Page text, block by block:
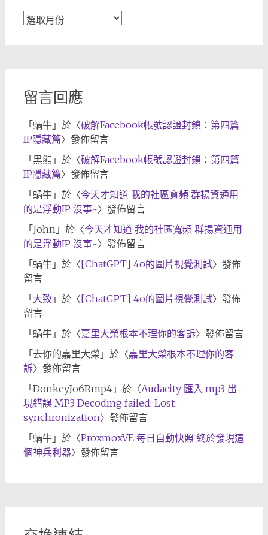
文
留言回應
「蝸牛」於〈破解Facebook帳號認證封鎖：第四篇-
IP隱藏篇〉發佈留言
「黑熊 」於〈破解Facebook帳號認證封鎖：第四篇-
IP隱藏篇〉發佈留言
「蝸牛」於〈今天才知道 我的社區寬頻 群揚資通用
的是浮動IP 沒事~〉發佈留言
「John 」於〈今天才知道 我的社區寬頻 群揚資通用
的是浮動IP 沒事~〉發佈留言
「蝸牛」於〈[ChatGPT] 4o的圖片視覺測試〉發佈
留言
「大致 」於〈[ChatGPT] 4o的圖片視覺測試〉發佈
留言
「蝸牛」於〈嘉里大榮根本不理你的客訴〉發佈留言
「去你的嘉里大榮 」於〈嘉里大榮根本不理你的客
訴〉發佈留言
「DonkeyJo6Rmp4」於〈Audacity 匯入 mp3 出
現錯誤 MP3 Decoding failed: Lost
synchronization〉發佈留言
「蝸牛」於〈ProxmoxVE 每日自動快照 終於發現這
個神兵利器〉發佈留言